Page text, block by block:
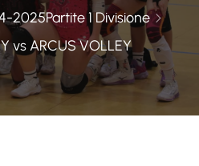
2025Partite 1 Divisione
vs ARCUS VOLLEY